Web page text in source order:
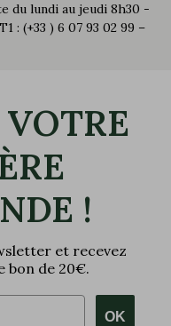
du lundi au jeudi 8h30 -
: (+33 ) 6 07 93 02 99 –
!
et recevez
bon de 20€.
OK